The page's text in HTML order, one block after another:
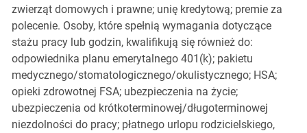
zwierząt domowych i prawne; unię kredytową; premie za
polecenie. Osoby, które spełnią wymagania dotyczące
stażu pracy lub godzin, kwalifikują się również do:
odpowiednika planu emerytalnego 401(k); pakietu
medycznego/stomatologicznego/okulistycznego; HSA;
opieki zdrowotnej FSA; ubezpieczenia na życie;
ubezpieczenia od krótkoterminowej/długoterminowej
niezdolności do pracy; płatnego urlopu rodzicielskiego,